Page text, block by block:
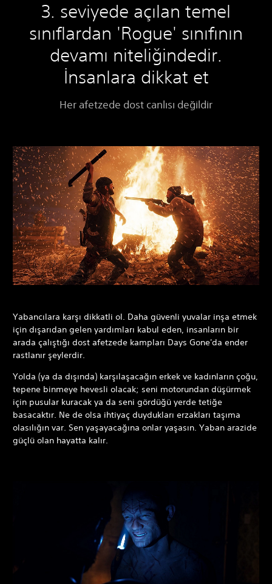
3. seviyede açılan temel
sınıflardan 'Rogue' sınıfının
devamı niteliğindedir.
İnsanlara dikkat et
Her afetzede dost canlısı değildir
Yabancılara karşı dikkatli ol. Daha güvenli yuvalar inşa etmek
için dışarıdan gelen yardımları kabul eden, insanların bir
arada çalıştığı dost afetzede kampları Days Gone'da ender
rastlanır şeylerdir.
Yolda (ya da dışında) karşılaşacağın erkek ve kadınların çoğu,
tepene binmeye hevesli olacak; seni motorundan düşürmek
için pusular kuracak ya da seni gördüğü yerde tetiğe
basacaktır. Ne de olsa ihtiyaç duydukları erzakları taşıma
olasılığın var. Sen yaşayacağına onlar yaşasın. Yaban arazide
güçlü olan hayatta kalır.